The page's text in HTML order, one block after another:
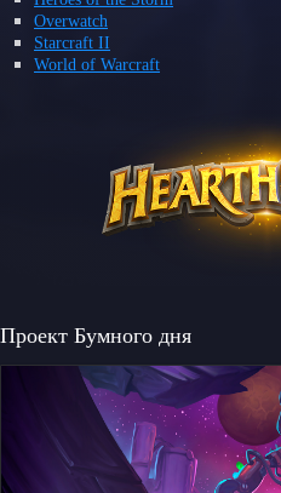
Overwatch
Starcraft II
World of Warcraft
Проект Бумного дня